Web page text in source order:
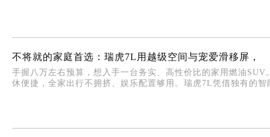
不将就的家庭首选：瑞虎7L用越级空间与宠爱滑移屏，
手握八万左右预算，想入手一台务实、高性价比的家用燃油
休便捷，全家出行不拥挤、娱乐配置够用。瑞虎7L凭借独有的